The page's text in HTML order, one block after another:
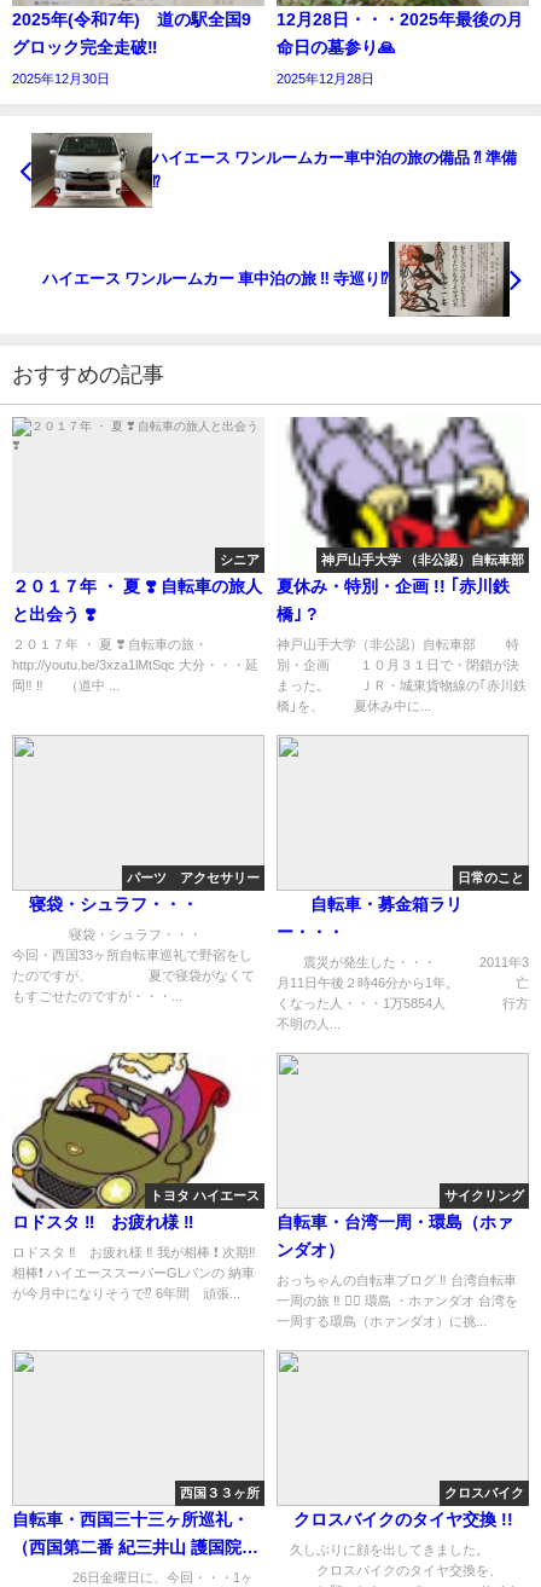
2025年(令和7年) 道の駅全国9
グロック完全走破‼︎
2025年12月30日
12月28日・・・2025年最後の月
命日の墓参り🙏
2025年12月28日
ハイエース ワンルームカー車中泊の旅の備品 ⁈ 準備
⁉︎
ハイエース ワンルームカー 車中泊の旅 ‼︎ 寺巡り⁉︎
おすすめの記事
シニア
２０１７年 ・ 夏 ❣️ 自転車の旅人
と出会う ❣️
２０１７年 ・ 夏 ❣️ 自転車の旅・
http://youtu.be/3xza1lMtSqc 大分・・・延
岡‼︎ ‼︎ （道中 ...
神戸山手大学 （非公認）自転車部
夏休み・特別・企画 !! ｢赤川鉄
橋｣ ?
神戸山手大学（非公認）自転車部 特
別・企画 １０月３１日で・閉鎖が決
まった。 ＪＲ・城東貨物線の｢赤川鉄
橋｣を、 夏休み中に...
パーツ アクセサリー
寝袋・シュラフ・・・
寝袋・シュラフ・・・
今回・西国33ヶ所自転車巡礼で野宿をし
たのですが、 夏で寝袋がなくて
もすごせたのですが・・・...
日常のこと
自転車・募金箱ラリ
ー・・・
震災が発生した・・・ 2011年3
月11日午後２時46分から1年。 亡
くなった人・・・1万5854人 行方
不明の人...
トヨタ ハイエース
ロドスタ ‼︎ お疲れ様 ‼︎
ロドスタ ‼︎ お疲れ様 ‼︎ 我が相棒 ❗️ 次期‼︎
相棒❗️ ハイエーススーパーGLバンの 納車
が今月中になりそうで⁉︎ 6年間 頑張...
サイクリング
自転車・台湾一周・環島（ホァ
ンダオ）
おっちゃんの自転車ブログ ‼︎ 台湾自転車
一周の旅 ‼︎ 🚴‍♀️ 環島 ・ホァンダオ 台湾を
一周する環島（ホァンダオ）に挑...
西国３３ヶ所
自転車・西国三十三ヶ所巡礼・
（西国第二番 紀三井山 護国院・
紀三井寺 ）
26日金曜日に、今回・・・1ヶ
クロスバイク
クロスバイクのタイヤ交換 !!
久しぶりに顔を出してきました。
クロスバイクのタイヤ交換を、